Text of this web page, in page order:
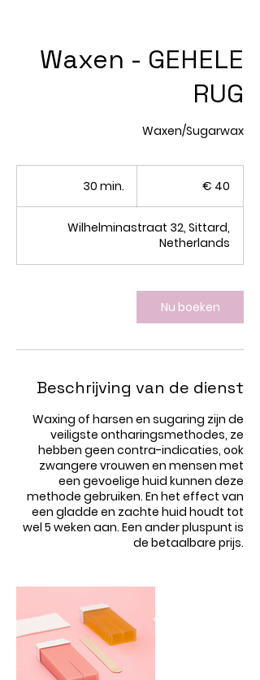
Waxen - GEHELE
RUG
Waxen/Sugarwax
30 min.
i
.
€ 40
Wilhelminastraat 32, Sittard,
Netherlands
Nu boeken
Beschrijving van de dienst
Waxing of harsen en sugaring zijn de
veiligste ontharingsmethodes, ze
hebben geen contra-indicaties, ook
zwangere vrouwen en mensen met
een gevoelige huid kunnen deze
methode gebruiken. En het effect van
een gladde en zachte huid houdt tot
wel 5 weken aan. Een ander pluspunt is